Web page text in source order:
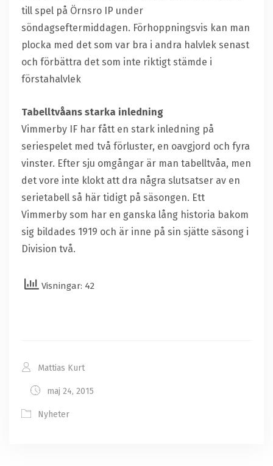
till spel på Örnsro IP under
söndagseftermiddagen. Förhoppningsvis kan man
plocka med det som var bra i andra halvlek senast
och förbättra det som inte riktigt stämde i
förstahalvlek
Tabelltvåans starka inledning
Vimmerby IF har fått en stark inledning på
seriespelet med två förluster, en oavgjord och fyra
vinster. Efter sju omgångar är man tabelltvåa, men
det vore inte klokt att dra några slutsatser av en
serietabell så här tidigt på säsongen. Ett
Vimmerby som har en ganska lång historia bakom
sig bildades 1919 och är inne på sin sjätte säsong i
Division två.
Visningar: 42
Mattias Kurt
maj 24, 2015
Nyheter